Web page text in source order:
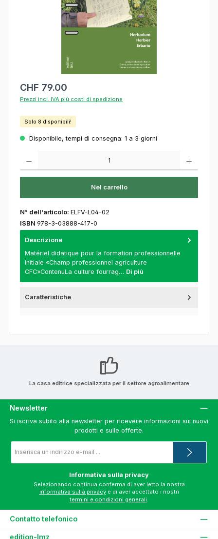
CHF 79.00
Prezzi incl. IVA più costi di spedizione
Solo 8 disponibili!
Disponibile, tempi di consegna: 1 a 3 giorni
Nel carrello
N° dell'articolo: ELFV-L04-02
ISBN 978-3-03888-417-0
Descrizione
Matériel didatique pour la formation professionnelle
initiale «Champ professionnel agriculture
CFC»ContenuLa culture fourrag… Di più
Caratteristiche
La casa editrice specializzata per il settore agroalimentare
Newsletter
Si iscriva subito alla newsletter per ricevere informazioni sui nuovi
prodotti e sulle offerte.
e-
*
Informativa sulla privacy
informativa sulla privacy
termini e condizioni generali.
Contatto telefonico
edition-lmz